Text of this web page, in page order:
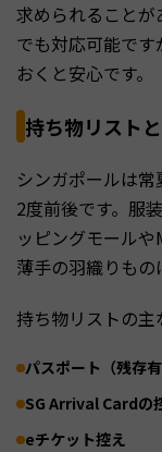
求められることが
でも対応可能で
おくと安心です。
持ち物リスト
シンガポールは
2度前後です。服
ッピングモールや
薄手の羽織りもの
持ち物リストの主
パスポート（残存
SG Arrival Cardの
eチケット控え